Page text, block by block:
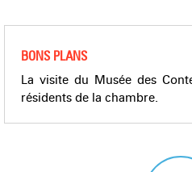
BONS PLANS
La visite du Musée des
résidents de la chambre.